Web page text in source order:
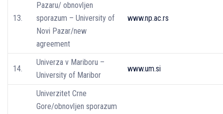
13.
Pazaru/ obnovljen
sporazum – University of
Novi Pazar/new
agreement
www.np.ac.rs
14.
Univerza v Mariboru –
University of Maribor
www.um.si
Univerzitet Crne
Gore/obnovljen sporazum